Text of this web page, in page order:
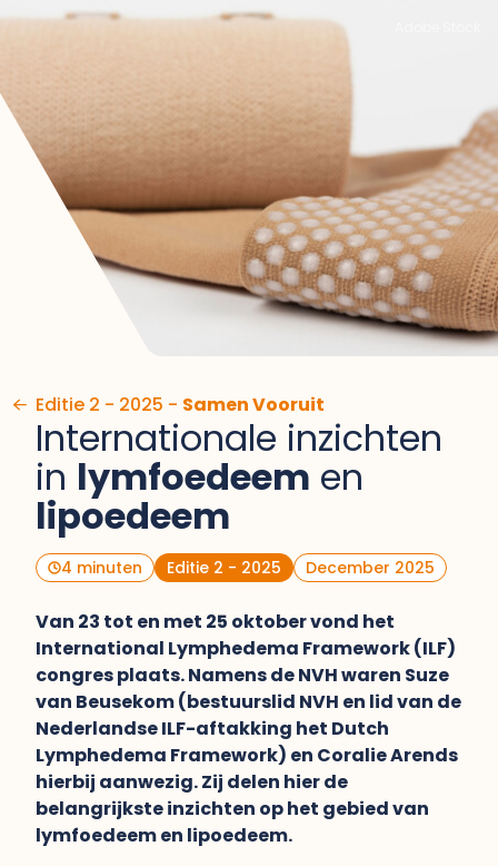
Ga naar de inhoud
Editie 2 - 2025 - Samen Vooruit
Internationale inzichten
in lymfoedeem en
lipoedeem
4 minuten Editie 2 - 2025 December 2025
Van 23 tot en met 25 oktober vond het
International Lymphedema Framework (ILF)
congres plaats. Namens de NVH waren Suze
van Beusekom (bestuurslid NVH en lid van de
Nederlandse ILF-aftakking het Dutch
Lymphedema Framework) en Coralie Arends
hierbij aanwezig. Zij delen hier de
belangrijkste inzichten op het gebied van
lymfoedeem en lipoedeem.